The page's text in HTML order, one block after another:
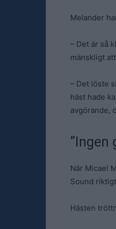
Melander
– Det är så
mänskligt
– Det löste
häst hade
avgörande,
”Ingen
När Micael
Sound
Hästen